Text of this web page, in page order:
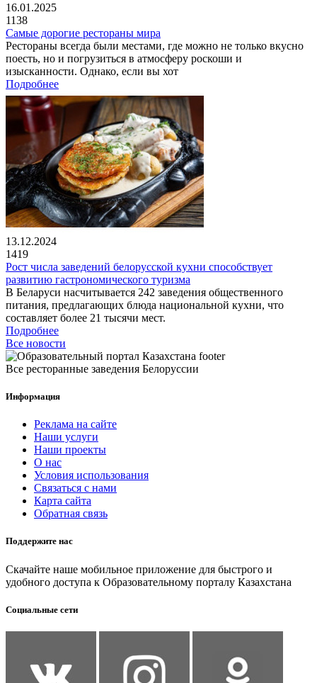
16.01.2025
1138
Самые дорогие рестораны мира
Рестораны всегда были местами, где можно не только вкусно
поесть, но и погрузиться в атмосферу роскоши и
изысканности. Однако, если вы хот
Подробнее
13.12.2024
1419
Рост числа заведений белорусской кухни способствует
развитию гастрономического туризма
В Беларуси насчитывается 242 заведения общественного
питания, предлагающих блюда национальной кухни, что
составляет более 21 тысячи мест.
Подробнее
Все новости
Все ресторанные заведения Белоруссии
Информация
Реклама на сайте
Наши услуги
Наши проекты
О нас
Условия использования
Связаться с нами
Карта сайта
Обратная связь
Поддержите нас
Скачайте наше мобильное приложение для быстрого и
удобного доступа к Образовательному порталу Казахстана
Социальные сети